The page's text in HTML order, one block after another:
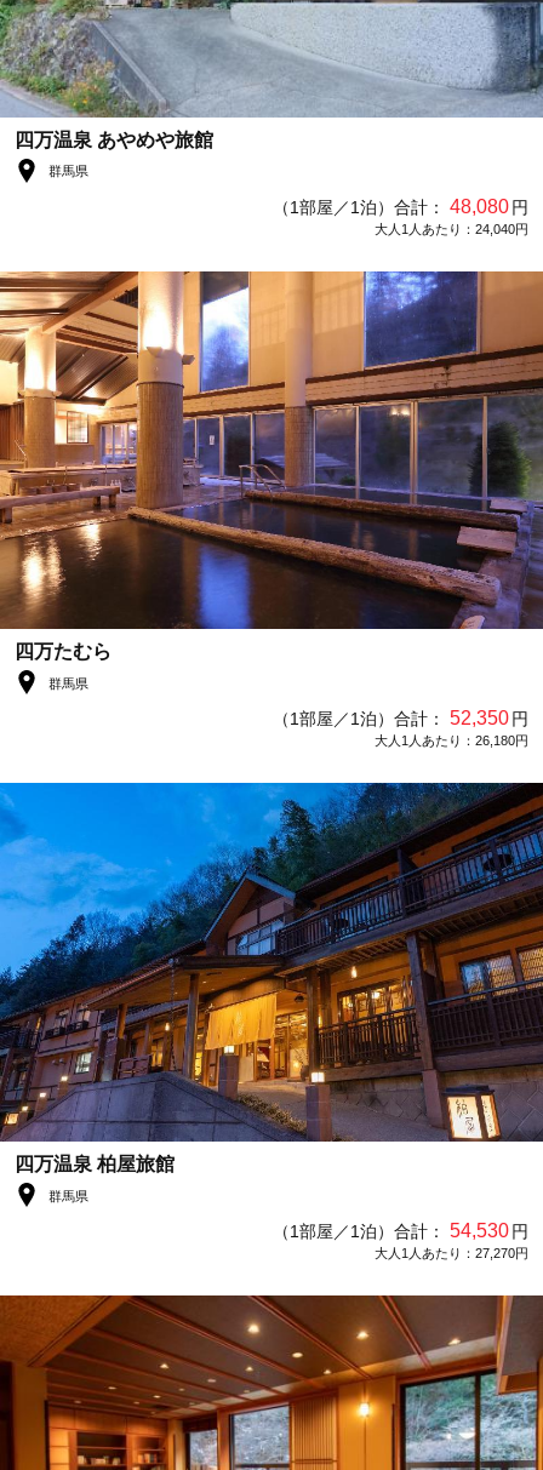
四万温泉 あやめや旅館
群馬県
（1部屋／1泊）合計： 48,080円
大人1人あたり：24,040円
四万たむら
群馬県
（1部屋／1泊）合計： 52,350円
大人1人あたり：26,180円
四万温泉 柏屋旅館
群馬県
（1部屋／1泊）合計： 54,530円
大人1人あたり：27,270円